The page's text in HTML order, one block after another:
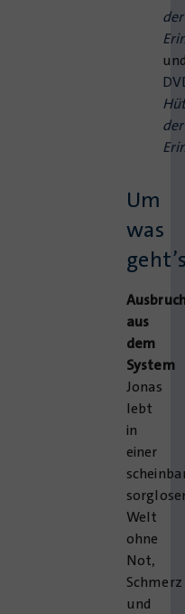
der
der
Um
was
aus
dem
System
Jonas
lebt
in
einer
Welt
ohne
Not,
Schmerz
und